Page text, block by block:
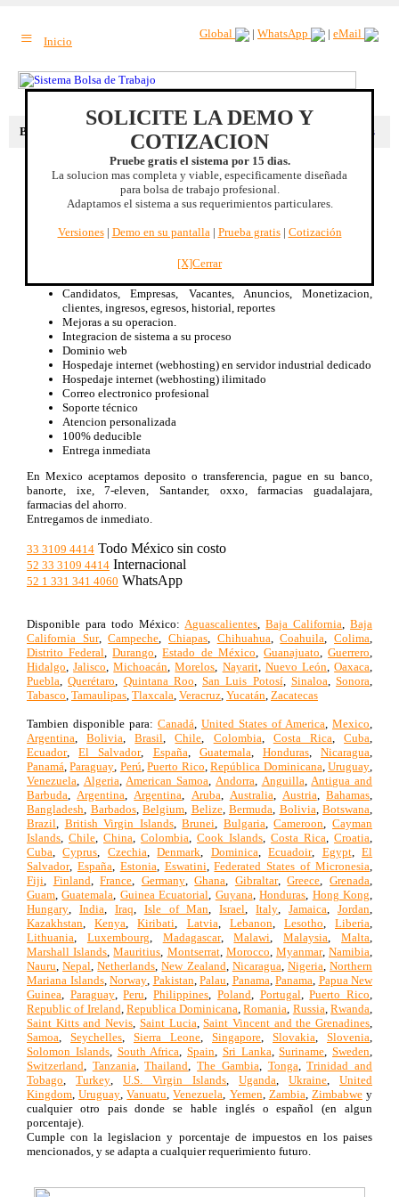
≡ Inicio
Global | WhatsApp | eMail
SOLICITE LA DEMO Y
COTIZACION
Pruebe gratis el sistema por 15 dias.
La solucion mas completa y viable, especificamente diseñada
para bolsa de trabajo profesional.
Adaptamos el sistema a sus requerimientos particulares.
Versiones| Demo en su pantalla| Prueba gratis| Cotización
[X]Cerrar
Beneficio extra : Su propio sistema de bolsa de trabajo. | Mas beneficios
Estado de México, MEXICO
Sistema Bolsa de Trabajo
adaptado.
Disponible 100% bilingüe Inglés/Español
Candidatos, Empresas, Vacantes, Anuncios, Monetizacion,
clientes, ingresos, egresos, historial, reportes
Mejoras a su operacion.
Integracion de sistema a su proceso
Dominio web
Hospedaje internet (webhosting) en servidor industrial dedicado
Hospedaje internet (webhosting) ilimitado
Correo electronico profesional
Soporte técnico
Atencion personalizada
100% deducible
Entrega inmediata
En Mexico aceptamos deposito o transferencia, pague en su banco,
banorte, ixe, 7-eleven, Santander, oxxo, farmacias guadalajara,
farmacias del ahorro.
Entregamos de inmediato.
33 3109 4414 Todo México sin costo
52 33 3109 4414 Internacional
52 1 331 341 4060 WhatsApp
Disponible para todo México:Aguascalientes,Baja California,Baja
California Sur,Campeche,Chiapas, Chihuahua,Coahuila,Colima,
Distrito Federal,Durango,Estado de México, Guanajuato,Guerrero,
Hidalgo,Jalisco,Michoacán,Morelos, Nayarit, Nuevo León,Oaxaca,
Puebla,Querétaro, Quintana Roo, San Luis Potosí, Sinaloa, Sonora,
Tabasco, Tamaulipas, Tlaxcala, Veracruz, Yucatán, Zacatecas
Tambien disponible para: Canadá, United States of America, Mexico,
Argentina,Bolivia,Brasil,Chile, Colombia, Costa Rica,Cuba,
Ecuador,El Salvador, España, Guatemala, Honduras,Nicaragua,
Panamá,Paraguay, Perú,Puerto Rico,República Dominicana,Uruguay,
Venezuela, Algeria,American Samoa, Andorra, Anguilla,Antigua and
Barbuda,Argentina,Argentina, Aruba, Australia, Austria,Bahamas,
Bangladesh, Barbados, Belgium, Belize, Bermuda, Bolivia, Botswana,
Brazil, British Virgin Islands,Brunei, Bulgaria,Cameroon,Cayman
Islands, Chile, China, Colombia, Cook Islands, Costa Rica, Croatia,
Cuba,Cyprus, Czechia,Denmark, Dominica,Ecuadoir, Egypt,El
Salvador, España, Estonia, Eswatini,Federated States of Micronesia,
Fiji, Finland,France, Germany,Ghana, Gibraltar,Greece,Grenada,
Guam,Guatemala, Guinea Ecuatorial, Guyana,Honduras, Hong Kong,
Hungary, India, Iraq, Isle of Man,Israel,Italy,Jamaica,Jordan,
Kazakhstan,Kenya,Kiribati, Latvia, Lebanon, Lesotho,Liberia,
Lithuania, Luxembourg, Madagascar,Malawi,Malaysia,Malta,
Marshall Islands,Mauritius, Montserrat, Morocco, Myanmar,Namibia,
Nauru,Nepal,Netherlands,New Zealand, Nicaragua, Nigeria,Northern
Mariana Islands, Norway, Pakistan, Palau, Panama, Panama, Papua New
Guinea, Paraguay,Peru,Philippines, Poland, Portugal,Puerto Rico,
Republic of Ireland, Republica Dominicana,Romania, Russia,Rwanda,
Saint Kitts and Nevis, Saint Lucia,Saint Vincent and the Grenadines,
Samoa, Seychelles, Sierra Leone, Singapore, Slovakia, Slovenia,
Solomon Islands, South Africa, Spain, Sri Lanka,Suriname, Sweden,
Switzerland, Tanzania,Thailand,The Gambia, Tonga,Trinidad and
Tobago, Turkey, U.S. Virgin Islands, Uganda, Ukraine, United
Kingdom,Uruguay,Vanuatu,Venezuela, Yemen, Zambia, Zimbabwey
cualquier otro pais donde se hable inglés o español (en algun
porcentaje).
Cumple con la legislacion y porcentaje de impuestos en los paises
mencionados, y se adapta a cualquier requerimiento futuro.